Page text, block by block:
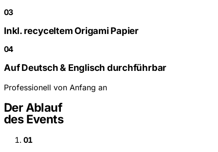
03
Inkl. recyceltem Origami Papier
04
Auf Deutsch & Englisch durchführbar
Professionell von Anfang an
Der Ablauf
des Events
01